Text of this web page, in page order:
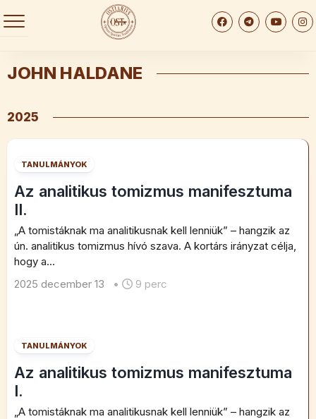
to
JOHN HALDANE
2025
TANULMÁNYOK
Az analitikus tomizmus manifesztuma
II.
„A tomistáknak ma analitikusnak kell lenniük” – hangzik az
ún. analitikus tomizmus hívó szava. A kortárs irányzat célja,
hogy a...
2025 december 13
• 9 perc
TANULMÁNYOK
Az analitikus tomizmus manifesztuma
I.
„A tomistáknak ma analitikusnak kell lenniük” – hangzik az